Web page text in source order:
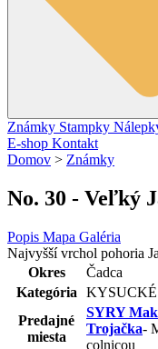
Známky Stampky
E-shop Kontakt
Domov > Známky
No. 30 - Veľký
Popis Mapa Galéria
Najvyšší vrchol pohoria
Okres
Čadca
Kategória
Predajné
miesta
SYRY
Trojačka-
colnicou